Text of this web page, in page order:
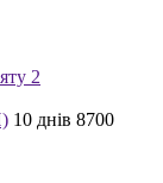
2
10 днів 8700